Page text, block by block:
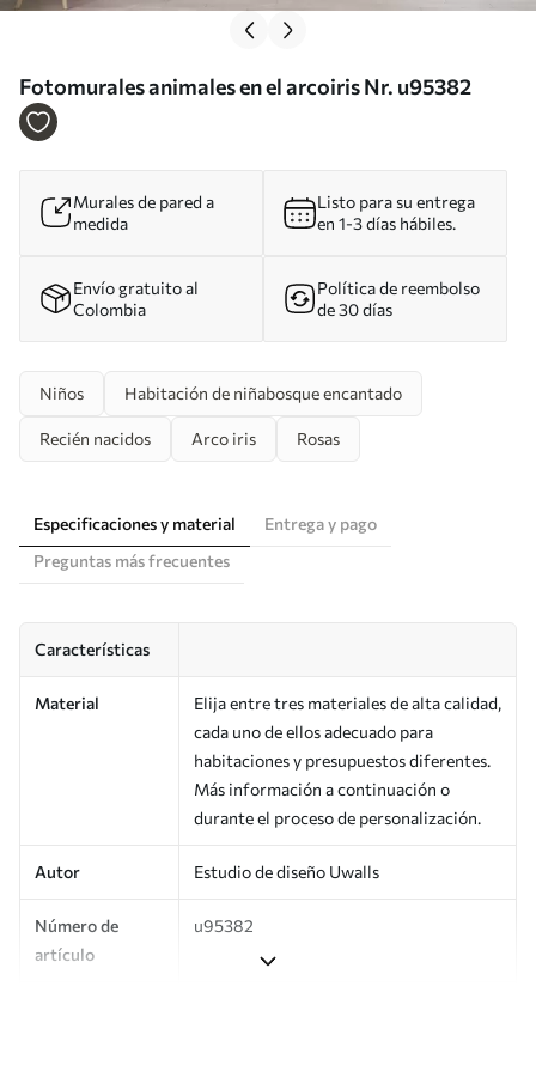
Fotomurales animales en el arcoiris Nr. u95382
Murales de pared a
medida
Listo para su entrega
en 1-3 días hábiles.
Envío gratuito al
Colombia
Política de reembolso
de 30 días
Niños Habitación de niñabosque encantado
Recién nacidos Arco iris Rosas
Especificaciones y material
Entrega y pago
Preguntas más frecuentes
Características
Material
Elija entre tres materiales de alta calidad,
cada uno de ellos adecuado para
habitaciones y presupuestos diferentes.
Más información a continuación o
durante el proceso de personalización.
Autor Estudio de diseño Uwalls
Número de
artículo
u95382